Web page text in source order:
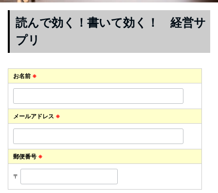
読んで効く！書いて効く！ 経営サ
プリ
お名前 ※
メールアドレス ※
郵便番号 ※
〒